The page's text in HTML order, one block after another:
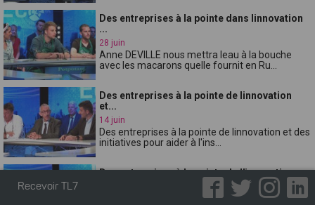
Des entreprises à la pointe dans linnovation
...
28 juin
Anne DEVILLE nous mettra leau à la bouche
avec les macarons quelle fournit en Ru...
Des entreprises à la pointe de linnovation
et...
14 juin
Des entreprises à la pointe de linnovation et des
initiatives pour aider à l'ins...
Des entreprises à la pointe de l'innovation e...
Arnaud BAILLY est un serial entrepreneur, il
Recevoir TL7